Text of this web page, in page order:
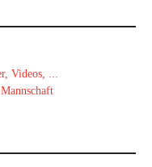
Videos, ...